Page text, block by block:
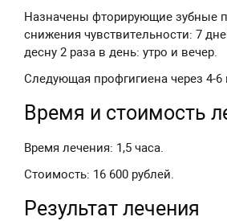
Назначены фторирующие зубные
снижения чувствительности: 7
десну 2 раза в день: утро и вечер.
Следующая профгигиена через 4-6
Время и стоимость
Время лечения: 1,5 часа.
Стоимость: 16 600 рублей.
Результат лечения